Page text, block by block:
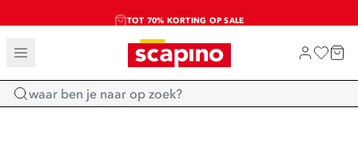
SALE: LAATSTE KANS!
SHOP NIEUW
Home